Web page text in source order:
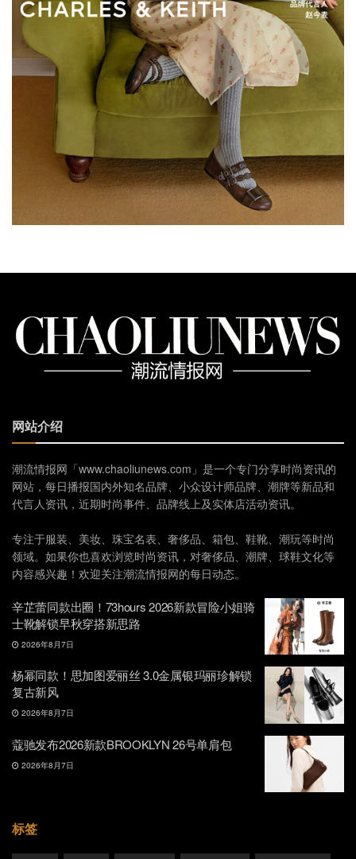
网站介绍
潮流情报网「www.chaoliunews.com」是一个专门分享时尚资讯的
网站，每日播报国内外知名品牌、小众设计师品牌、潮牌等新品和
代言人资讯，近期时尚事件、品牌线上及实体店活动资讯。
专注于服装、美妆、珠宝名表、奢侈品、箱包、鞋靴、潮玩等时尚
领域。如果你也喜欢浏览时尚资讯，对奢侈品、潮牌、球鞋文化等
内容感兴趣！欢迎关注潮流情报网的每日动态。
辛芷蕾同款出圈！73hours 2026新款冒险小姐骑
士靴解锁早秋穿搭新思路
2026年8月7日
杨幂同款！思加图爱丽丝 3.0金属银玛丽珍解锁
复古新风
2026年8月7日
蔻驰发布2026新款BROOKLYN 26号单肩包
2026年8月7日
标签